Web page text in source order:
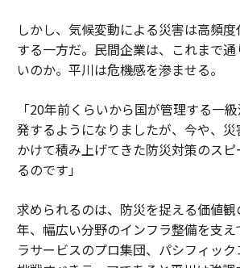
しかし、気候変動による災害は高頻
する一方だ。民間企業は、これまで
いのか。平川は危機感を滲ませる。
「20年前くらいから国が管理する一
発するようになりましたが、今や、
かけて積み上げてきた防災対策のス
るのです」
求められるのは、防災を捉える価値
年、幅広い分野のインフラ整備を支え
ラサービスのプロ集団、パシフィッ